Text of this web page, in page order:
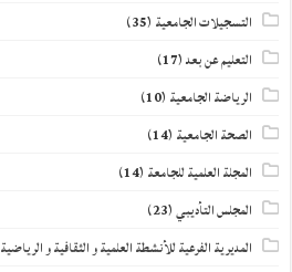
التسجيلات الجامعية (35)
التعليم عن بعد(17)
الرياضة الجامعية (10)
الصحة الجامعية (14)
المجلة العلمية للجامعة (14)
المجلس التأديبي(23)
المديرية الفرعية للأنشطة العلمية و الثقافية و الرياضية